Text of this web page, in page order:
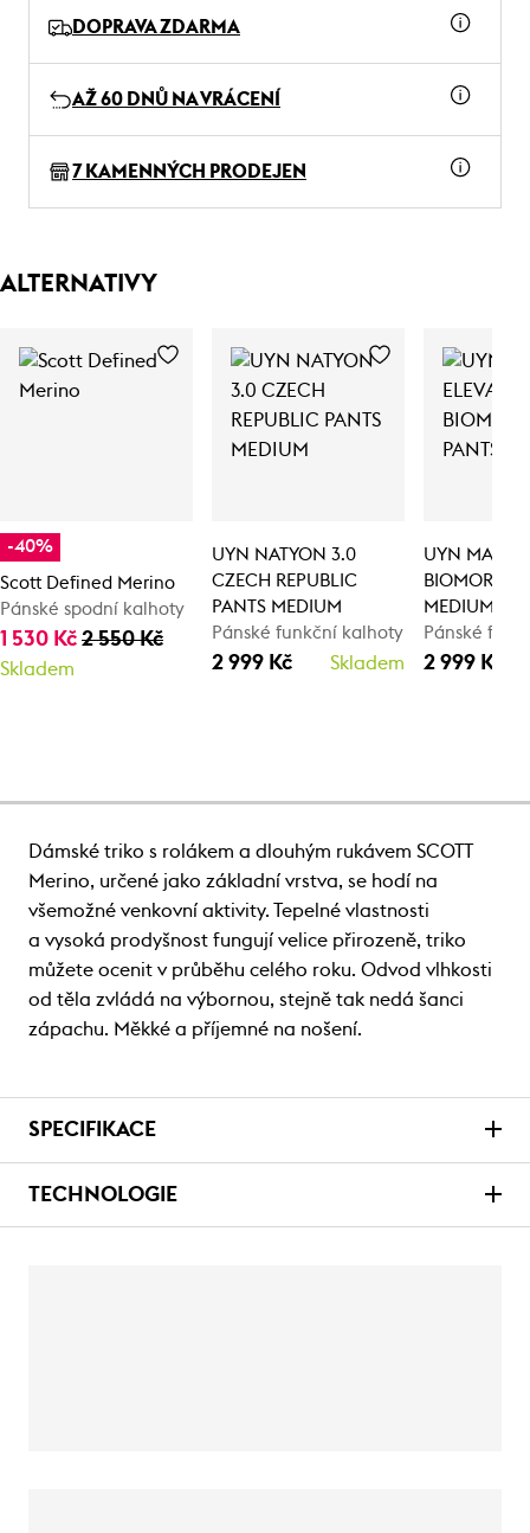
DOPRAVA ZDARMA
AŽ 60 DNŮ NA VRÁCENÍ
7 KAMENNÝCH PRODEJEN
ALTERNATIVY
-40%
Scott Defined Merino
Pánské spodní kalhoty
1 530 Kč 2 550 Kč
Skladem
UYN NATYON 3.0
CZECH REPUBLIC
PANTS MEDIUM
Pánské funkční kalhoty
2 999 Kč Skladem
UYN MAN
BIOMORPH
MEDIUM
Pánské
2 999 Kč
Dámské triko s rolákem a dlouhým rukávem SCOTT
Merino, určené jako základní vrstva, se hodí na
všemožné venkovní aktivity. Tepelné vlastnosti
a vysoká prodyšnost fungují velice přirozeně, triko
můžete ocenit v průběhu celého roku. Odvod vlhkosti
od těla zvládá na výbornou, stejně tak nedá šanci
zápachu. Měkké a příjemné na nošení.
SPECIFIKACE
TECHNOLOGIE